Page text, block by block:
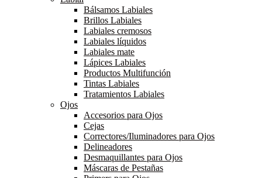
Bálsamos Labiales
Brillos Labiales
Labiales cremosos
Labiales líquidos
Labiales mate
Lápices Labiales
Productos Multifunción
Tintas Labiales
Tratamientos Labiales
Ojos
Accesorios para Ojos
Cejas
Correctores/Iluminadores para Ojos
Delineadores
Desmaquillantes para Ojos
Máscaras de Pestañas